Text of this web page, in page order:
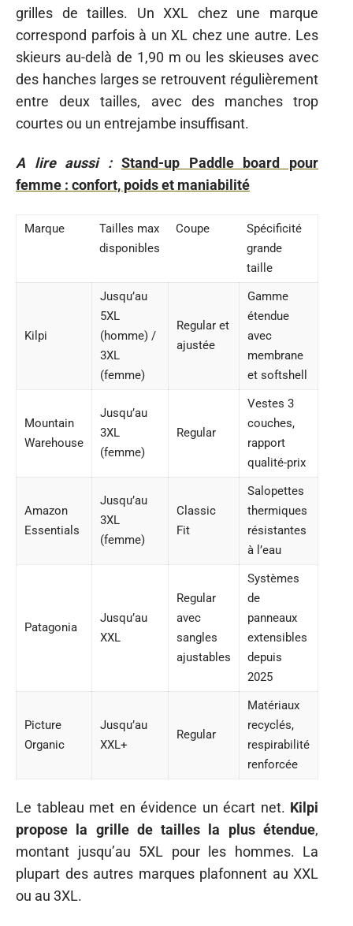
grilles de tailles. Un XXL chez une marque
correspond parfois à un XL chez une autre. Les
skieurs au-delà de 1,90 m ou les skieuses avec
des hanches larges se retrouvent régulièrement
entre deux tailles, avec des manches trop
courtes ou un entrejambe insuffisant.
A lire aussi : Stand-up Paddle board pour
femme : confort, poids et maniabilité
Marque
Tailles max
disponibles
Coupe
Spécificité
grande
taille
Kilpi
Jusqu’au
5XL
(homme) /
3XL
(femme)
Regular et
ajustée
Gamme
étendue
avec
membrane
et softshell
Mountain
Warehouse
Jusqu’au
3XL
(femme)
Regular
Vestes 3
couches,
rapport
qualité-prix
Amazon
Essentials
Jusqu’au
3XL
(femme)
Classic
Fit
Salopettes
thermiques
résistantes
à l’eau
Patagonia
Jusqu’au
XXL
Regular
avec
sangles
ajustables
Systèmes
de
panneaux
extensibles
depuis
2025
Picture
Organic
Jusqu’au
XXL+
Regular
Matériaux
recyclés,
respirabilité
renforcée
Le tableau met en évidence un écart net. Kilpi
propose la grille de tailles la plus étendue,
montant jusqu’au 5XL pour les hommes. La
plupart des autres marques plafonnent au XXL
ou au 3XL.